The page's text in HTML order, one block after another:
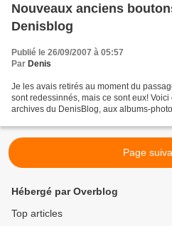
Nouveaux anciens
Denisblog
Publié le 26/09/2007 à 05:57
Par Denis
Je les avais retirés au moment du
sont redessinnés, mais ce sont eux!
archives du DenisBlog, aux albums-
Page
Hébergé par Overblog
Top articles